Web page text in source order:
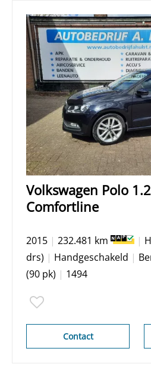
Volkswagen Polo
Comfortline
2015 | 232.481 km |
drs) | Handgeschakeld |
(90 pk) | 1494
Contact